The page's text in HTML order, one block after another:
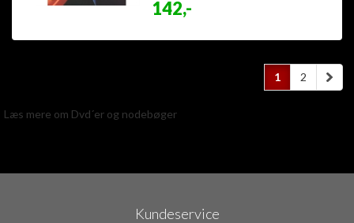
142,-
1 2
Læs mere om Dvd´er og nodebøger
Kundeservice